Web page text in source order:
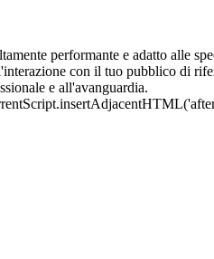
performante e adatto alle
con il tuo pubblico di
e all'avanguardia.